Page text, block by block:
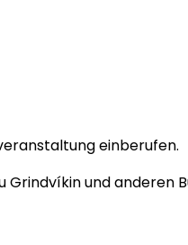
einberufen.
und anderen